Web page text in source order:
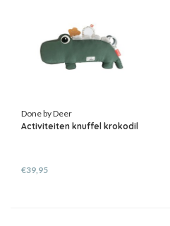
Done by Deer
Activiteiten knuffel krokodil
€39,95